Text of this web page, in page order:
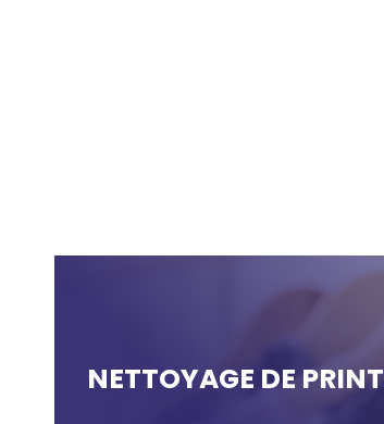
NETTOYAGE DE